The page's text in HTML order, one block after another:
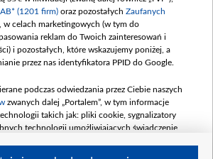
umowy: GRUDZIEŃ 2025
60,548 mln)
900 000 000,00 PLN
umowy: LUTY 2026 (wpłata
mln, 7 maja 180 mln, 8
mln)
250 000 000,00 PLN
250 mln
(1201 firm) oraz pozostałych Zaufanych
, w celach marketingowych (w tym do
reklam do Twoich zainteresowań i
i pozostałych, które wskazujemy poniżej, a
przez nas identyfikatora PPID do Google.
podczas odwiedzania przez Ciebie naszych
zwanych dalej „Portalem”, w tym informacje
takich jak: pliki cookie, sygnalizatory
technologii umożliwiających świadczenie